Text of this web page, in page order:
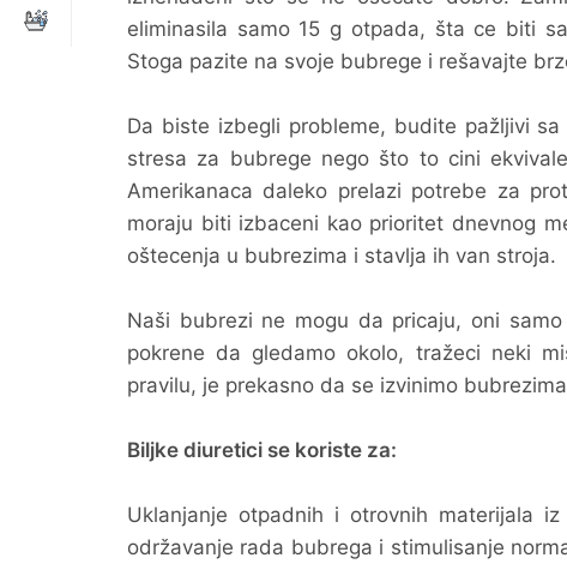
eliminasila samo 15 g otpada, šta ce biti
Stoga pazite na svoje bubrege i rešavajte
Da biste izbegli probleme, budite pažljivi
stresa za bubrege nego što to cini
Amerikanaca daleko prelazi potrebe za
moraju biti izbaceni kao prioritet dnevnog
oštecenja u bubrezima i stavlja ih van stroja.
Naši bubrezi ne mogu da pricaju, oni
pokrene da gledamo okolo, tražeci neki
pravilu, je prekasno da se izvinimo
Biljke diuretici se koriste za:
Uklanjanje otpadnih i otrovnih materijala
održavanje rada bubrega i stimulisanje